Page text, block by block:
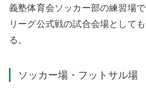
義塾体育会ソッカー部の練習場
リーグ公式戦の試合会場として
る。
ソッカー場・フットサル場